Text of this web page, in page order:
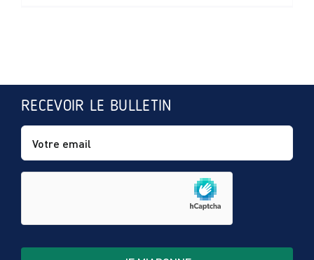
RECEVOIR LE BULLETIN